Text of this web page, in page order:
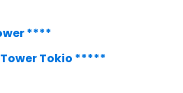
****
Tower Tokio *****